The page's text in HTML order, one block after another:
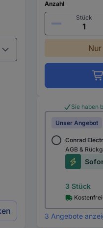
Anzahl
Stück
Sie haben
Unser Angebot
Conrad
AGB &
3 Stück
3 Angebote